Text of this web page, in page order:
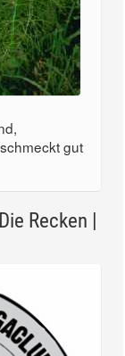
gut
Recken |